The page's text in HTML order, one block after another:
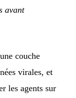
avant
couche
virales, et
les agents sur